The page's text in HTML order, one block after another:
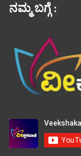
ನಮ್ಮ ಬಗ್ಗೆ :